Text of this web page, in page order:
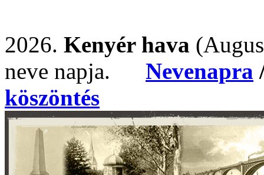
2026. Kenyér hava
neve napja. Nevenapra
köszöntés